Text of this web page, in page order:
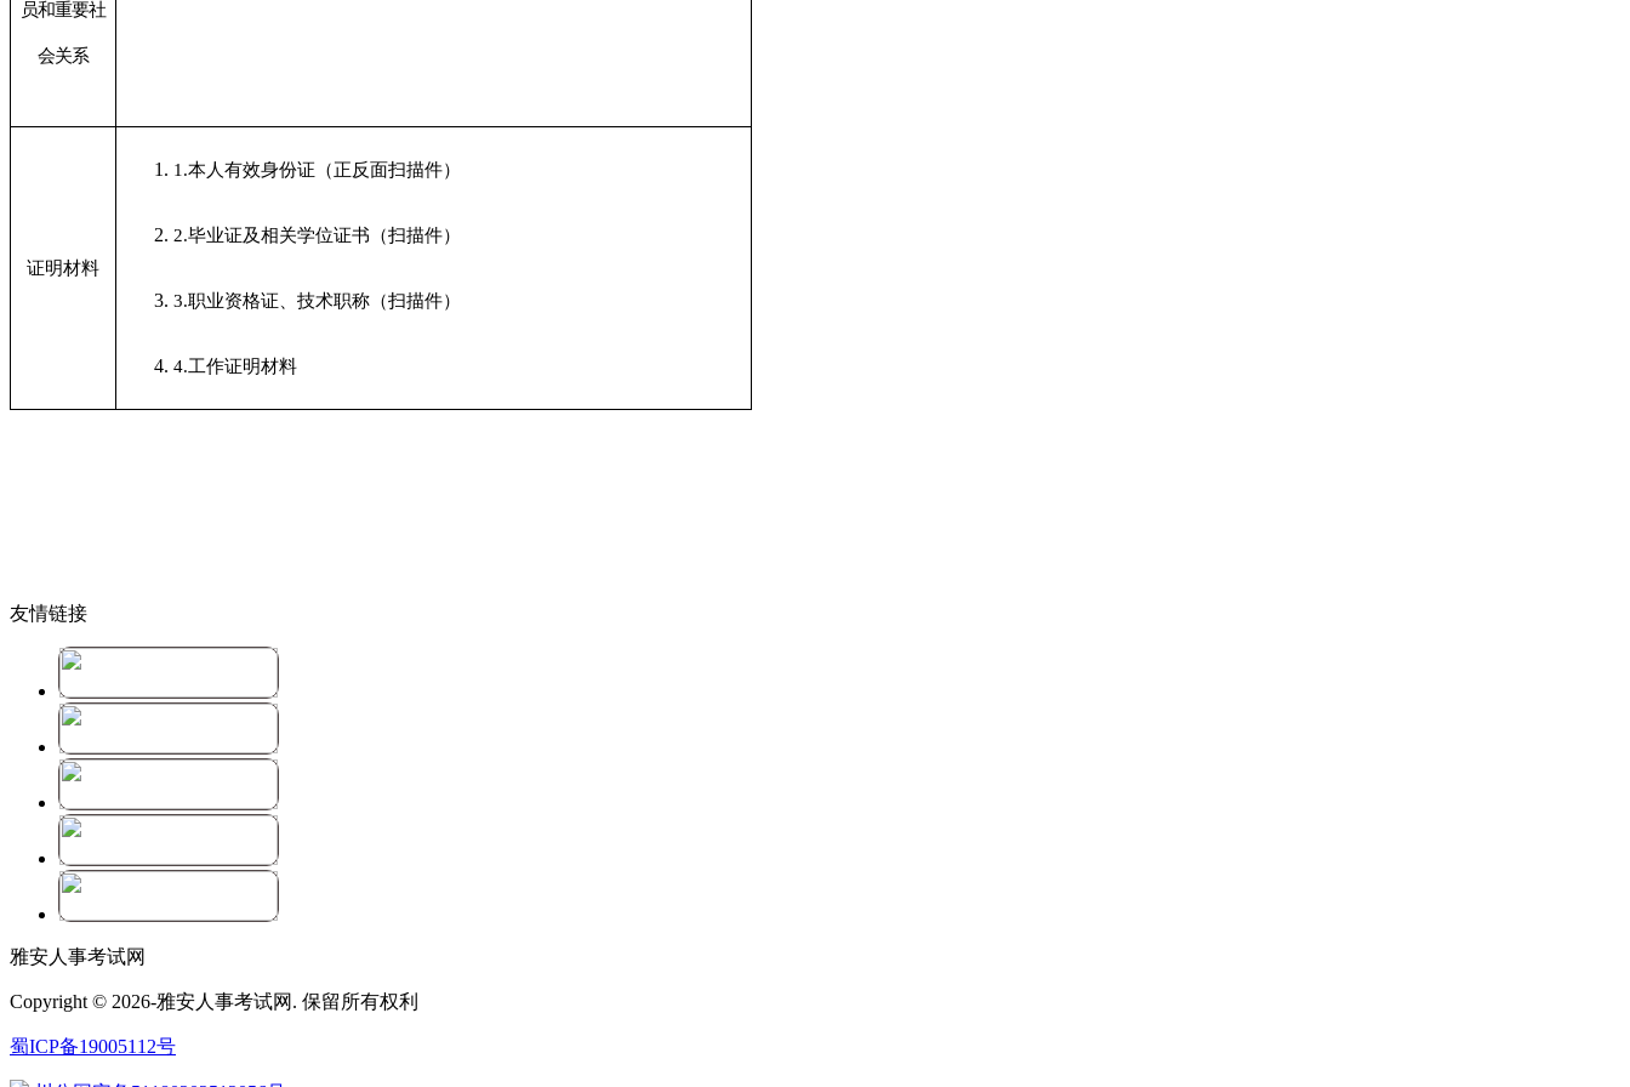
员和重要社
会关系
证明材料
1.本人有效身份证（正反面扫描件）
2.毕业证及相关学位证书（扫描件）
3.职业资格证、技术职称（扫描件）
4.工作证明材料
友情链接
雅安人事考试网
Copyright © 2026-雅安人事考试网. 保留所有权利
蜀ICP备19005112号